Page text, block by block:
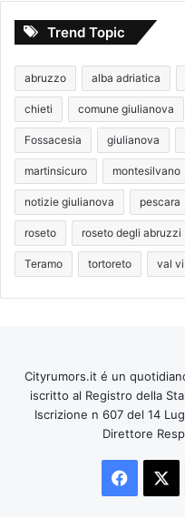
Trend Topic
abruzzo alba adriatica
chieti comune giulianova
Fossacesia giulianova
martinsicuro montesilvano
notizie giulianova pescara
roseto roseto degli abruzzi
Teramo tortoreto val
Cityrumors.it é un
iscritto al Registro della
Iscrizione n 607 del 14
Direttore